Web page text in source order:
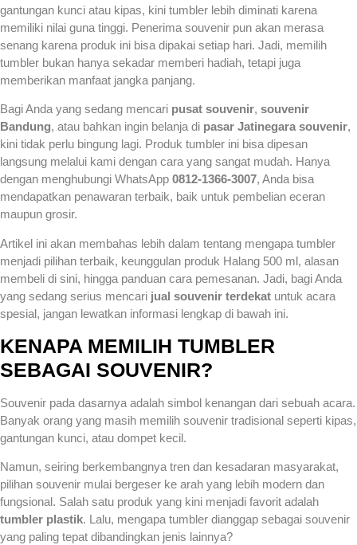
gantungan kunci atau kipas, kini tumbler lebih diminati karena
memiliki nilai guna tinggi. Penerima souvenir pun akan merasa
senang karena produk ini bisa dipakai setiap hari. Jadi, memilih
tumbler bukan hanya sekadar memberi hadiah, tetapi juga
memberikan manfaat jangka panjang.
Bagi Anda yang sedang mencari pusat souvenir, souvenir
Bandung, atau bahkan ingin belanja di pasar Jatinegara souvenir,
kini tidak perlu bingung lagi. Produk tumbler ini bisa dipesan
langsung melalui kami dengan cara yang sangat mudah. Hanya
dengan menghubungi WhatsApp 0812-1366-3007, Anda bisa
mendapatkan penawaran terbaik, baik untuk pembelian eceran
maupun grosir.
Artikel ini akan membahas lebih dalam tentang mengapa tumbler
menjadi pilihan terbaik, keunggulan produk Halang 500 ml, alasan
membeli di sini, hingga panduan cara pemesanan. Jadi, bagi Anda
yang sedang serius mencari jual souvenir terdekat untuk acara
spesial, jangan lewatkan informasi lengkap di bawah ini.
KENAPA MEMILIH TUMBLER
SEBAGAI SOUVENIR?
Souvenir pada dasarnya adalah simbol kenangan dari sebuah acara.
Banyak orang yang masih memilih souvenir tradisional seperti kipas,
gantungan kunci, atau dompet kecil.
Namun, seiring berkembangnya tren dan kesadaran masyarakat,
pilihan souvenir mulai bergeser ke arah yang lebih modern dan
fungsional. Salah satu produk yang kini menjadi favorit adalah
tumbler plastik. Lalu, mengapa tumbler dianggap sebagai souvenir
yang paling tepat dibandingkan jenis lainnya?